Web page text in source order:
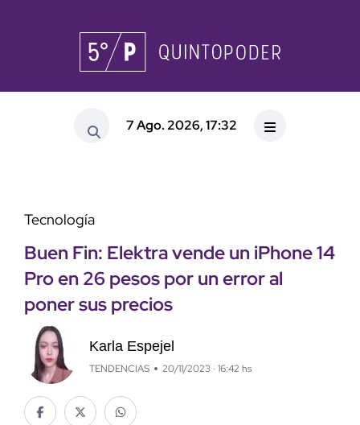
7 Ago. 2026, 17:32
Tecnología
Buen Fin: Elektra vende un iPhone 14
Pro en 26 pesos por un error al
poner sus precios
Karla Espejel
TENDENCIAS 20/11/2023 · 16:42 hs